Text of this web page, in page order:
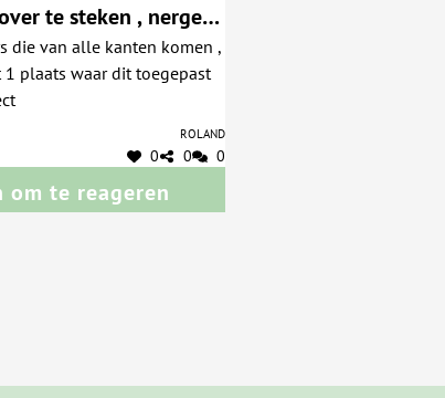
te steken , nergens
hoe het moet ,
zijn zeer verwarrend
die van alle kanten komen ,
plaats waar dit toegepast
Roland
0 0 0
om te reageren